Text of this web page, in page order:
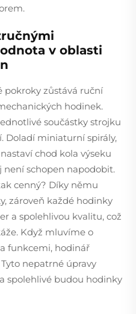
v oblasti
pokroky zůstává ruční
hodinek.
součástky strojku
Doladí miniaturní spirály,
chod kola výseku
schopen napodobit.
cenný? Díky němu
zároveň každé hodinky
a spolehlivou kvalitu, což
Když mluvíme o
funkcemi, hodinář
nepatrné úpravy
spolehlivé budou hodinky